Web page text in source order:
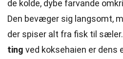
de kolde, dybe farvande
Den bevæger sig langsomt,
der spiser alt fra fisk til sæler.
ting ved koksehaien er dens